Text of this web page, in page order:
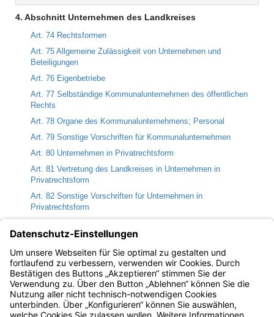
4. Abschnitt Unternehmen des Landkreises
Art. 74 Rechtsformen
Art. 75 Allgemeine Zulässigkeit von Unternehmen und
Beteiligungen
Art. 76 Eigenbetriebe
Art. 77 Selbständige Kommunalunternehmen des öffentlichen
Rechts
Art. 78 Organe des Kommunalunternehmens; Personal
Art. 79 Sonstige Vorschriften für Kommunalunternehmen
Art. 80 Unternehmen in Privatrechtsform
Art. 81 Vertretung des Landkreises in Unternehmen in
Privatrechtsform
Art. 82 Sonstige Vorschriften für Unternehmen in
Privatrechtsform
Landkreises
Art. 84 Anzeigepflichten
Art. 85 Pflicht zur Einrichtung interner Meldestellen
Bayern.de